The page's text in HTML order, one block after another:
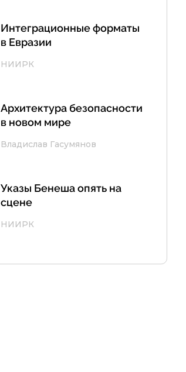
Интеграционные форматы
в Евразии
НИИРК
Архитектура безопасности
в новом мире
Владислав Гасумянов
Указы Бенеша опять на
сцене
НИИРК